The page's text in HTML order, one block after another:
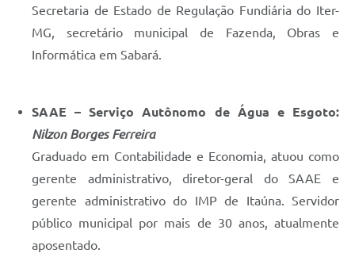
Secretaria de Estado de Regulação Fundiária do Iter-
MG, secretário municipal de Fazenda, Obras e
Informática em Sabará.
SAAE – Serviço Autônomo de Água e Esgoto:
Nilzon Borges Ferreira
Graduado em Contabilidade e Economia, atuou como
gerente administrativo, diretor-geral do SAAE e
gerente administrativo do IMP de Itaúna. Servidor
público municipal por mais de 30 anos, atualmente
aposentado.